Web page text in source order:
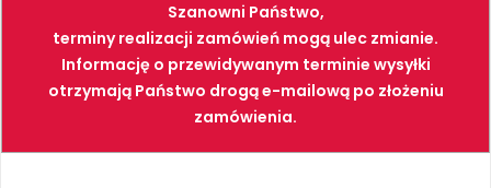
FARBY PNEUMATYKA
Szanowni Państwo,
terminy realizacji zamówień mogą ulec zmianie.
Informację o przewidywanym terminie wysyłki
otrzymają Państwo drogą e-mailową po złożeniu
zamówienia.